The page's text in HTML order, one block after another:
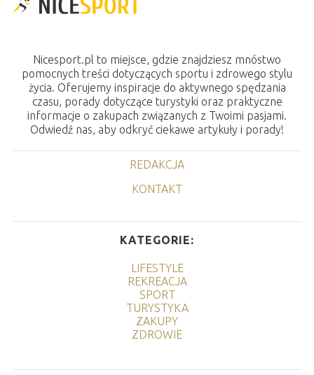
Nicesport.pl to miejsce, gdzie znajdziesz mnóstwo
pomocnych treści dotyczących sportu i zdrowego stylu
życia. Oferujemy inspiracje do aktywnego spędzania
czasu, porady dotyczące turystyki oraz praktyczne
informacje o zakupach związanych z Twoimi pasjami.
Odwiedź nas, aby odkryć ciekawe artykuły i porady!
REDAKCJA
KONTAKT
KATEGORIE:
LIFESTYLE
REKREACJA
SPORT
TURYSTYKA
ZAKUPY
ZDROWIE